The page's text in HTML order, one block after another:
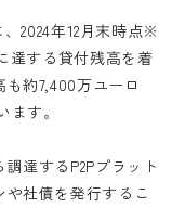
2024年12月末時点※
達する貸付残高を着
約7,400万ユーロ
ます。
達するP2Pプラット
社債を発行するこ